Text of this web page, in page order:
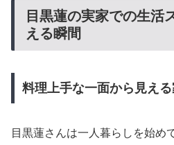
目黒蓮の実家での生活
える瞬間
料理上手な一面から見え
目黒蓮さんは一人暮らしを始め